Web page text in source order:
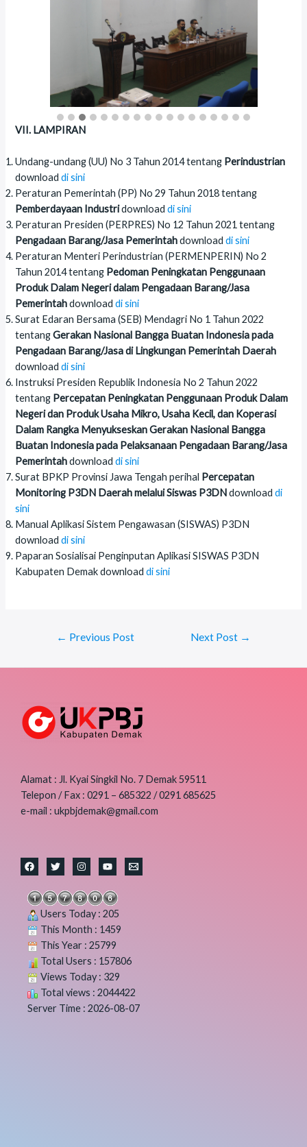
VII. LAMPIRAN
Undang-undang (UU) No 3 Tahun 2014 tentang Perindustrian
downloaddi sini
Peraturan Pemerintah (PP) No 29 Tahun 2018 tentang
Pemberdayaan Industridownloaddi sini
Peraturan Presiden (PERPRES) No 12 Tahun 2021 tentang
Pengadaan Barang/Jasa Pemerintahdownloaddi sini
Peraturan Menteri Perindustrian (PERMENPERIN) No 2
Tahun 2014 tentang Pedoman Peningkatan Penggunaan
Produk Dalam Negeri dalam Pengadaan Barang/Jasa
Pemerintahdownloaddi sini
Surat Edaran Bersama (SEB) Mendagri No 1 Tahun 2022
tentangGerakan Nasional Bangga Buatan Indonesia pada
Pengadaan Barang/Jasa di Lingkungan Pemerintah Daerah
downloaddi sini
Instruksi Presiden Republik Indonesia No 2 Tahun 2022
tentang Percepatan Peningkatan Penggunaan Produk Dalam
Negeri dan Produk Usaha Mikro, Usaha Kecil, dan Koperasi
Dalam Rangka Menyukseskan Gerakan Nasional Bangga
Buatan Indonesia pada Pelaksanaan Pengadaan Barang/Jasa
Pemerintahdownloaddi sini
Surat BPKP Provinsi Jawa Tengah perihal Percepatan
Monitoring P3DN Daerah melalui Siswas P3DNdownloaddi
sini
Manual Aplikasi Sistem Pengawasan (SISWAS) P3DN
downloaddi sini
Paparan Sosialisai Penginputan Aplikasi SISWAS P3DN
Kabupaten Demak downloaddi sini
← Previous Post Next Post →
Alamat : Jl. Kyai Singkil No. 7 Demak 59511
Telepon / Fax : 0291 – 685322 / 0291 685625
e-mail : ukpbjdemak@gmail.com
Users Today : 205
This Month : 1459
This Year : 25799
Total Users : 157806
Views Today : 329
Total views : 2044422
Server Time : 2026-08-07